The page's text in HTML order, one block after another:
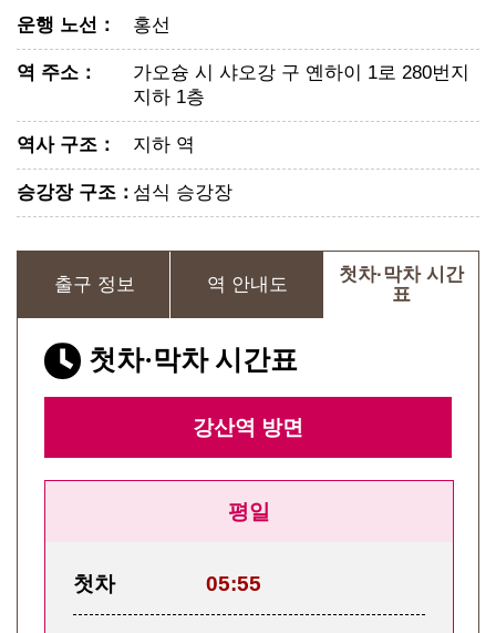
운행 노선 ： 홍선
역 주소 ：
가오슝 시 샤오강 구 옌하이 1로 280번지
지하 1층
역사 구조 ： 지하 역
승강장 구조 ：섬식 승강장
출구 정보 역 안내도
첫차·막차 시간
표
첫차·막차 시간표
강산역 방면
평일
첫차 05:55